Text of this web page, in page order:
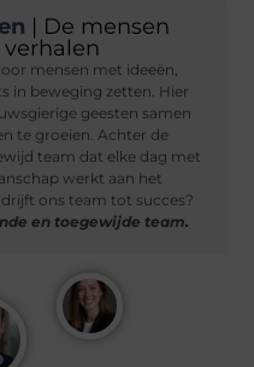
| De mensen
mensen met ideeën,
in beweging zetten. Hier
geesten samen
te groeien. Achter de
team dat elke dag met
werkt aan het
ons team tot succes?
en toegewijde team.